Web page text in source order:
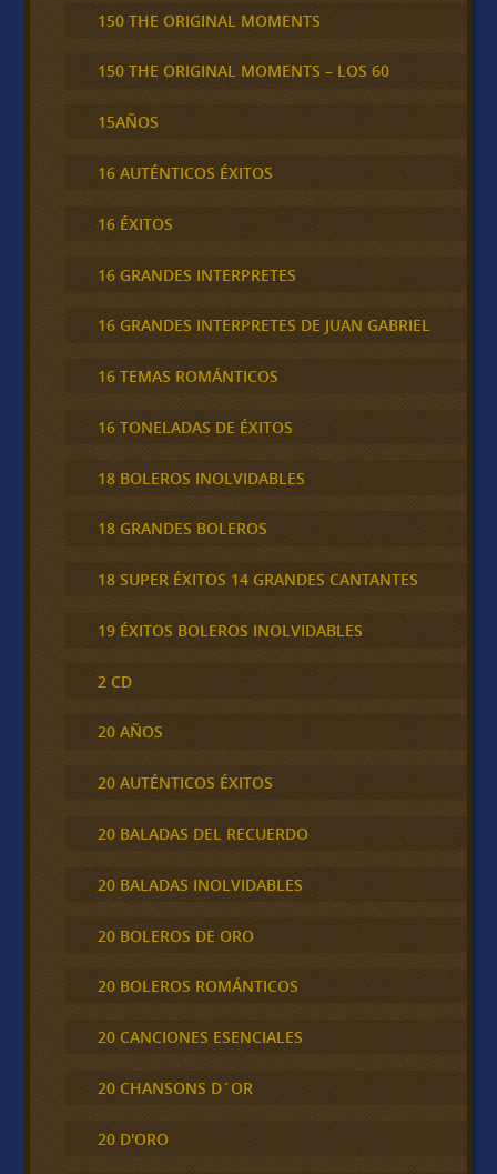
150 THE ORIGINAL MOMENTS
150 THE ORIGINAL MOMENTS – LOS 60
15AÑOS
16 AUTÉNTICOS ÉXITOS
16 ÉXITOS
16 GRANDES INTERPRETES
16 GRANDES INTERPRETES DE JUAN GABRIEL
16 TEMAS ROMÁNTICOS
16 TONELADAS DE ÉXITOS
18 BOLEROS INOLVIDABLES
18 GRANDES BOLEROS
18 SUPER ÉXITOS 14 GRANDES CANTANTES
19 ÉXITOS BOLEROS INOLVIDABLES
2 CD
20 AÑOS
20 AUTÉNTICOS ÉXITOS
20 BALADAS DEL RECUERDO
20 BALADAS INOLVIDABLES
20 BOLEROS DE ORO
20 BOLEROS ROMÁNTICOS
20 CANCIONES ESENCIALES
20 CHANSONS D´OR
20 D'ORO